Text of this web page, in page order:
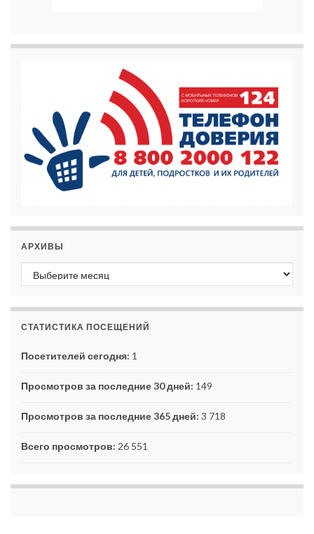
АРХИВЫ
Архивы
СТАТИСТИКА ПОСЕЩЕНИЙ
Посетителей сегодня: 1
Просмотров за последние 30 дней: 149
Просмотров за последние 365 дней: 3 718
Всего просмотров: 26 551